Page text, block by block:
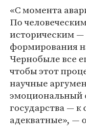
«С момента
По
историческим
формирования
Чернобыле все
чтобы этот
научные
эмоциональный
государства —
адекватные», —